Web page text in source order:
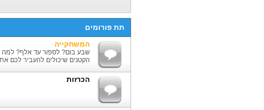
תת פורומים
המשחקייה
שבע בום? לספור עד אלף?
הקטנים שיכולים להעביר לכם
הכרזות